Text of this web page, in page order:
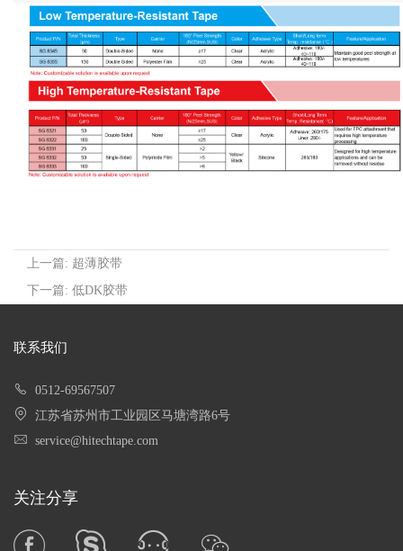
上一篇: 超薄胶带
下一篇: 低DK胶带
联系我们
0512-69567507
江苏省苏州市工业园区马塘湾路6号
service@hitechtape.com
关注分享